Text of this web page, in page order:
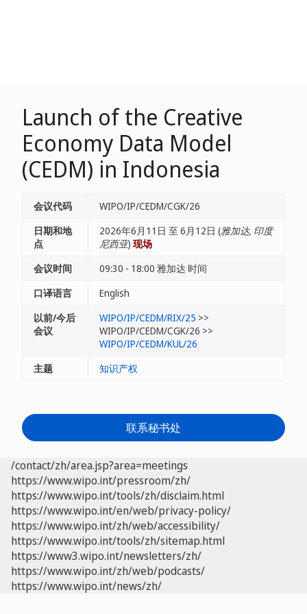
Launch of the Creative
Economy Data Model
(CEDM) in Indonesia
会议代码
WIPO/IP/CEDM/CGK/26
日期和地
点
2026年6月11日 至 6月12日 (雅加达, 印度
尼西亚) 现场
会议时间
09:30 - 18:00 雅加达 时间
口译语言
English
以前/今后
会议
WIPO/IP/CEDM/RIX/25 >>
WIPO/IP/CEDM/CGK/26 >>
WIPO/IP/CEDM/KUL/26
主题
知识产权
联系秘书处
/contact/zh/area.jsp?area=meetings
https://www.wipo.int/pressroom/zh/
https://www.wipo.int/tools/zh/disclaim.html
https://www.wipo.int/en/web/privacy-policy/
https://www.wipo.int/zh/web/accessibility/
https://www.wipo.int/tools/zh/sitemap.html
https://www3.wipo.int/newsletters/zh/
https://www.wipo.int/zh/web/podcasts/
https://www.wipo.int/news/zh/